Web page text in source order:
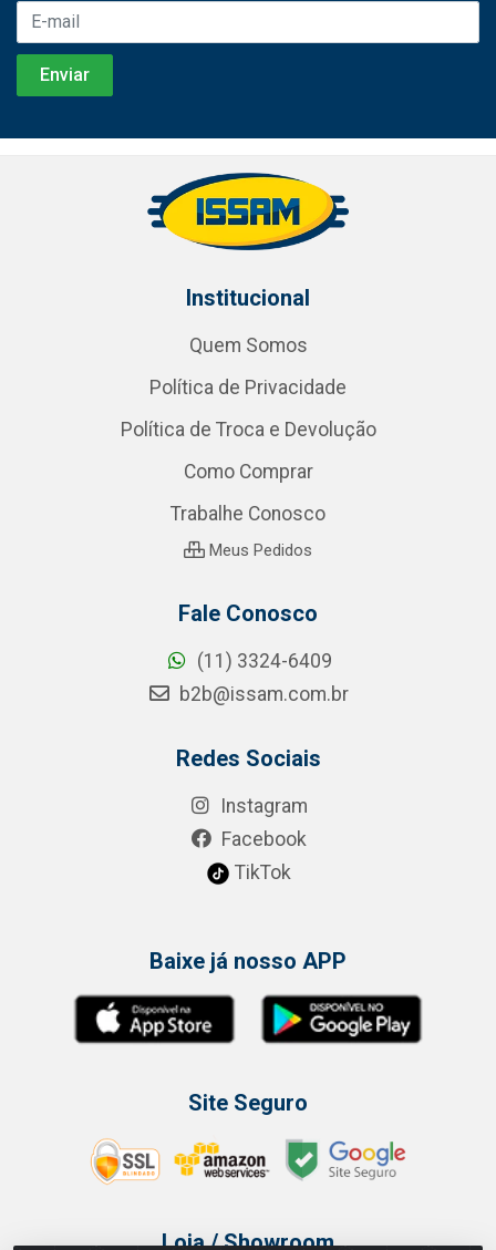
Institucional
Quem Somos
Política de Privacidade
Política de Troca e Devolução
Como Comprar
Trabalhe Conosco
Meus Pedidos
Fale Conosco
(11) 3324-6409
b2b@issam.com.br
Redes Sociais
Instagram
Facebook
TikTok
Baixe já nosso APP
Site Seguro
Loja / Showroom